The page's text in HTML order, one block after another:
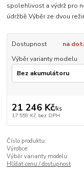
spolehlivost a výdrž pro
údržbě Výběr ze dvou
Dostupnost
na
Výběr varianty modelu
21 246 Kč/ks
17 559 Kč bez DPH
Číslo produktu:
Výrobce:
Výběr varianty modelu:
Hlídat cenu / dostupnost